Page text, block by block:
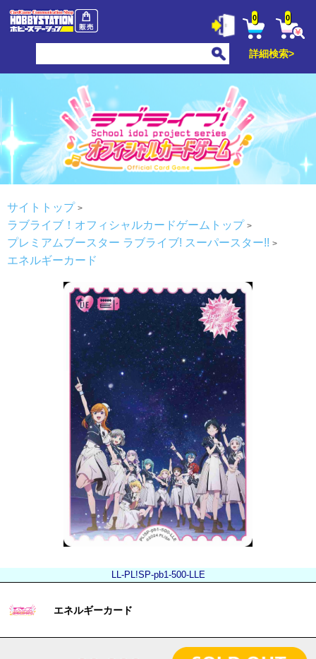
0 0
詳細検索>
サイトトップ
ラブライブ！オフィシャルカードゲームトップ
プレミアムブースター ラブライブ! スーパースター!!
エネルギーカード
LL-PL!SP-pb1-500-LLE
エネルギーカード